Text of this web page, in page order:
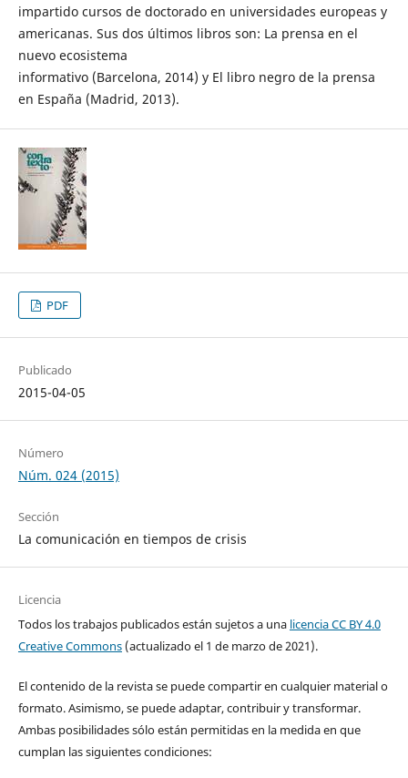
impartido cursos de doctorado en universidades europeas y
americanas. Sus dos últimos libros son: La prensa en el
nuevo ecosistema
informativo (Barcelona, 2014) y El libro negro de la prensa
en España (Madrid, 2013).
PDF
Publicado
2015-04-05
Número
Núm. 024 (2015)
Sección
La comunicación en tiempos de crisis
Licencia
Todos los trabajos publicados están sujetos a una licencia CC BY 4.0
Creative Commons(actualizado el 1 de marzo de 2021).
El contenido de la revista se puede compartir en cualquier material o
formato. Asimismo, se puede adaptar, contribuir y transformar.
Ambas posibilidades sólo están permitidas en la medida en que
cumplan las siguientes condiciones: